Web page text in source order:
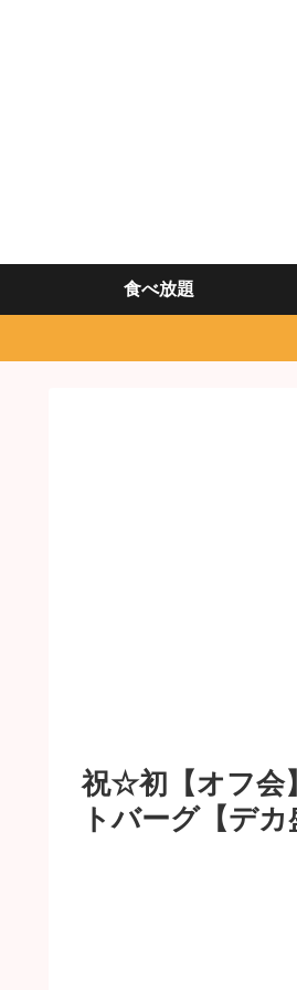
食べ放題
祝☆初【オフ
トバーグ【デカ